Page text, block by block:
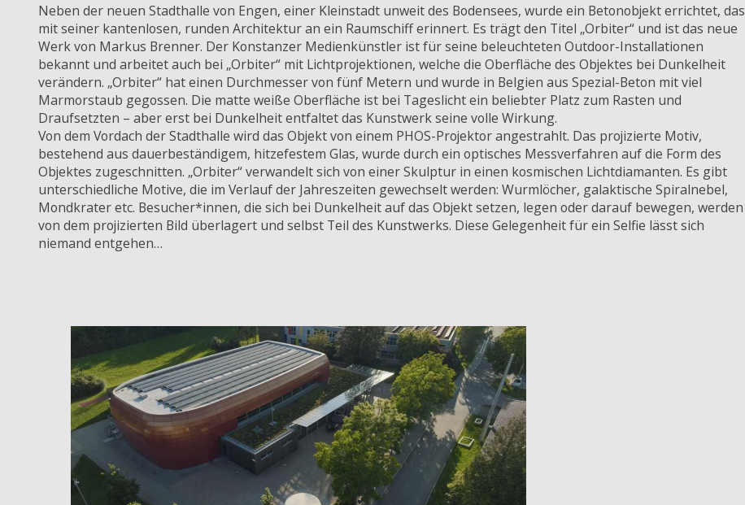
Neben der neuen Stadthalle von Engen, einer Kleinstadt unweit des Bodensees, wurde ein Betonobjekt errichtet, das
mit seiner kantenlosen, runden Architektur an ein Raumschiff erinnert. Es trägt den Titel „Orbiter“ und ist das neue
Werk von Markus Brenner. Der Konstanzer Medienkünstler ist für seine beleuchteten Outdoor-Installationen
bekannt und arbeitet auch bei „Orbiter“ mit Lichtprojektionen, welche die Oberfläche des Objektes bei Dunkelheit
verändern. „Orbiter“ hat einen Durchmesser von fünf Metern und wurde in Belgien aus Spezial-Beton mit viel
Marmorstaub gegossen. Die matte weiße Oberfläche ist bei Tageslicht ein beliebter Platz zum Rasten und
Draufsetzten – aber erst bei Dunkelheit entfaltet das Kunstwerk seine volle Wirkung.
Von dem Vordach der Stadthalle wird das Objekt von einem PHOS-Projektor angestrahlt. Das projizierte Motiv,
bestehend aus dauerbeständigem, hitzefestem Glas, wurde durch ein optisches Messverfahren auf die Form des
Objektes zugeschnitten. „Orbiter“ verwandelt sich von einer Skulptur in einen kosmischen Lichtdiamanten. Es gibt
unterschiedliche Motive, die im Verlauf der Jahreszeiten gewechselt werden: Wurmlöcher, galaktische Spiralnebel,
Mondkrater etc. Besucher*innen, die sich bei Dunkelheit auf das Objekt setzen, legen oder darauf bewegen, werden
von dem projizierten Bild überlagert und selbst Teil des Kunstwerks. Diese Gelegenheit für ein Selfie lässt sich
niemand entgehen…